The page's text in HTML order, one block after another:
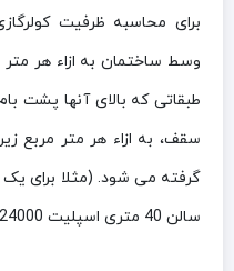
برای محاسبه ظرفیت
طبقاتی که بالای آنها پشت
سالن 40 متری اسپلیت 24000 می تواند مناسب باشد)